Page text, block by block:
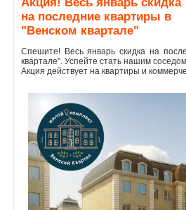
Новости
События
Агентства
Объявления
Кабинет
Акция! Весь январь скидка
на последние квартиры в
"Венском квартале"
Спешите! Весь январь скидка на
квартале". Успейте стать нашим
Акция действует на квартиры и